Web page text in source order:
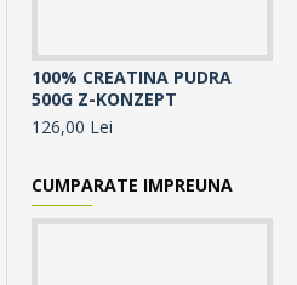
100% CREATINA PUDRA
500G Z-KONZEPT
126,00 Lei
CUMPARATE IMPREUNA